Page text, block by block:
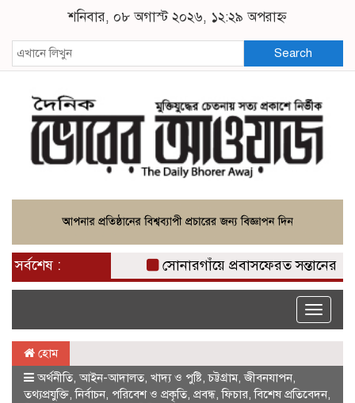
শনিবার, ০৮ অগাস্ট ২০২৬, ১২:২৯ অপরাহ্ন
Search
সর্বশেষ : সোনারগাঁয়ে প্রবাসফেরত সন্তানের নির্মমতা
Toggle
হোম
অর্থনীতি, আইন-আদালত, খাদ্য ও পুষ্টি,চট্টগ্রাম,জীবনযাপন,
তথ্যপ্রযুক্তি,নির্বাচন, পরিবেশ ও প্রকৃতি, প্রবন্ধ,ফিচার,বিশেষ প্রতিবেদন,